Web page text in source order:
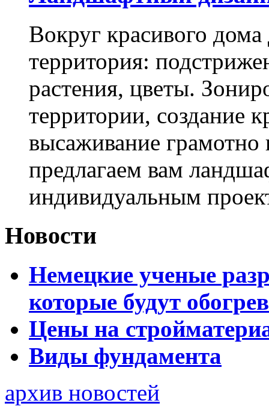
Вокруг красивого
территория:
растения, цветы.
территории, создание
высаживание
предлагаем вам
индивидуальным
Новости
Немецкие ученые
которые будут
Цены на
Виды фундамента
архив новостей